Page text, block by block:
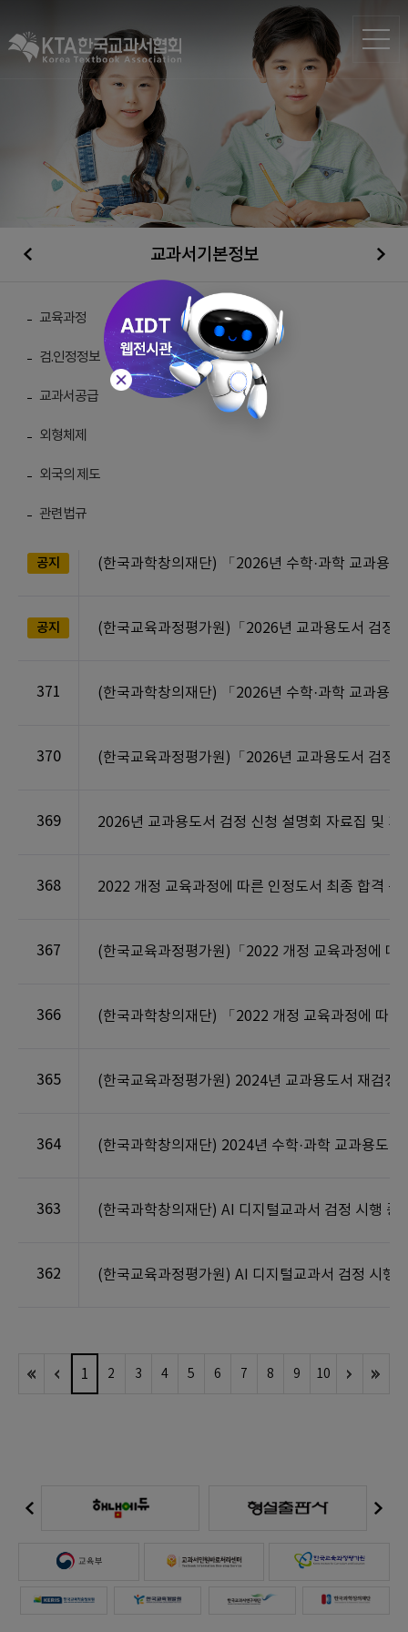
교과서기본정보
교육과정
검.인정정보
교과서공급
외형체제
외국의 제도
관련법규
검·인정자료실
총 게시물 :371
공지 (한국과학창의재단) 「2026년 수학·과학 교과용
공지 (한국교육과정평가원)「2026년 교과용도서 검정
371 (한국과학창의재단) 「2026년 수학·과학 교과용
370 (한국교육과정평가원)「2026년 교과용도서 검정
369 2026년 교과용도서 검정 신청 설명회 자료집 및 개
368 2022 개정 교육과정에 따른 인정도서 최종 합격
367 (한국교육과정평가원)「2022 개정 교육과정에 따
366 (한국과학창의재단) 「2022 개정 교육과정에 따
365 (한국교육과정평가원) 2024년 교과용도서 재검정
364 (한국과학창의재단) 2024년 수학·과학 교과용도
363 (한국과학창의재단) AI 디지털교과서 검정 시행 종
362 (한국교육과정평가원) AI 디지털교과서 검정 시행
1 2 3 4 5 6 7 8 9 10